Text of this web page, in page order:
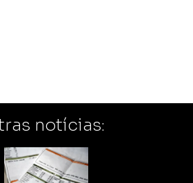
notícias: